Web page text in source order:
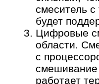
смеситель с
будет
Цифровые
области.
с
смешивание
работает